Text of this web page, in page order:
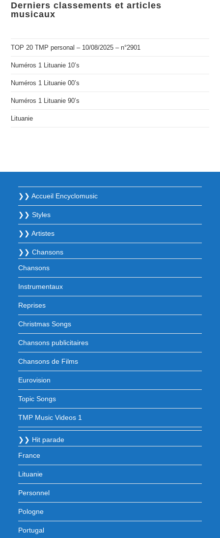
Derniers classements et articles
musicaux
TOP 20 TMP personal – 10/08/2025 – n°2901
Numéros 1 Lituanie 10’s
Numéros 1 Lituanie 00’s
Numéros 1 Lituanie 90’s
Lituanie
❯❯ Accueil Encyclomusic
❯❯ Styles
❯❯ Artistes
❯❯ Chansons
Chansons
Instrumentaux
Reprises
Christmas Songs
Chansons publicitaires
Chansons de Films
Eurovision
Topic Songs
TMP Music Videos 1
❯❯ Hit parade
France
Lituanie
Personnel
Pologne
Portugal